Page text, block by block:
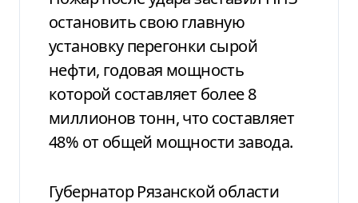
остановить свою главную
установку перегонки сырой
нефти, годовая мощность
которой составляет более 8
миллионов тонн, что составляет
48% от общей мощности завода.
Губернатор Рязанской области